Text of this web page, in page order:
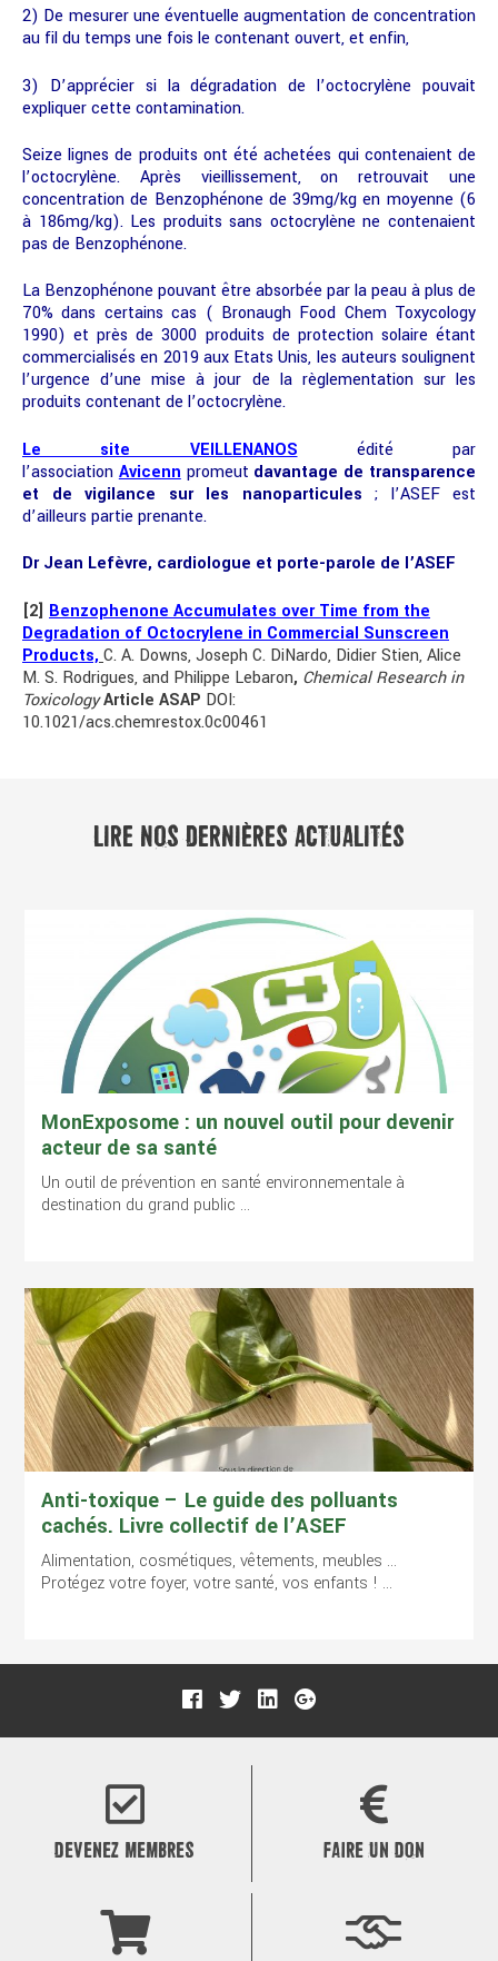
2) De mesurer une éventuelle augmentation de concentration
au fil du temps une fois le contenant ouvert, et enfin,
3) D’apprécier si la dégradation de l’octocrylène pouvait
expliquer cette contamination.
Seize lignes de produits ont été achetées qui contenaient de
l’octocrylène. Après vieillissement, on retrouvait une
concentration de Benzophénone de 39mg/kg en moyenne (6
à 186mg/kg). Les produits sans octocrylène ne contenaient
pas de Benzophénone.
La Benzophénone pouvant être absorbée par la peau à plus de
70% dans certains cas ( Bronaugh Food Chem Toxycology
1990) et près de 3000 produits de protection solaire étant
commercialisés en 2019 aux Etats Unis, les auteurs soulignent
l’urgence d’une mise à jour de la règlementation sur les
produits contenant de l’octocrylène.
Le site VEILLENANOS édité par
l’association Avicenn promeut davantage de transparence
et de vigilance sur les nanoparticules ; l’ASEF est
d’ailleurs partie prenante.
Dr Jean Lefèvre, cardiologue et porte-parole de l’ASEF
[2] Benzophenone Accumulates over Time from the
Degradation of Octocrylene in Commercial Sunscreen
Products, C. A. Downs, Joseph C. DiNardo, Didier Stien, Alice
M. S. Rodrigues, and Philippe Lebaron, Chemical Research in
ToxicologyArticle ASAP DOI:
10.1021/acs.chemrestox.0c00461
LIRE NOS DERNIÈRES ACTUALITÉS
MonExposome : un nouvel outil pour devenir
acteur de sa santé
Un outil de prévention en santé environnementale à
destination du grand public ...
Anti-toxique – Le guide des polluants
cachés. Livre collectif de l’ASEF
Alimentation, cosmétiques, vêtements, meubles …
Protégez votre foyer, votre santé, vos enfants ! ...
DEVENEZ MEMBRES FAIRE UN DON